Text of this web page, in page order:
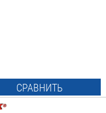
СРАВНИТЬ